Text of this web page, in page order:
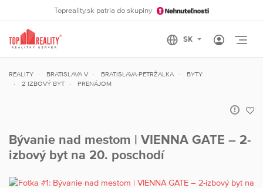
Topreality.sk patria do skupiny
REALITY BRATISLAVA V BRATISLAVA-PETRŽALKA
BYTY
2 IZBOVÝ BYT
PRENÁJOM
Bývanie nad mestom | VIENNA GATE – 2-
izbový byt na 20. poschodí